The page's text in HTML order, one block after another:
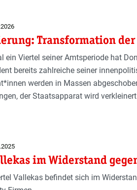
Transformation der
ein Viertel seiner Amtsperiode hat
bereits zahlreiche seiner
werden in Massen
der Staatsapparat wird
im Widerstand
Vallekas befindet sich im